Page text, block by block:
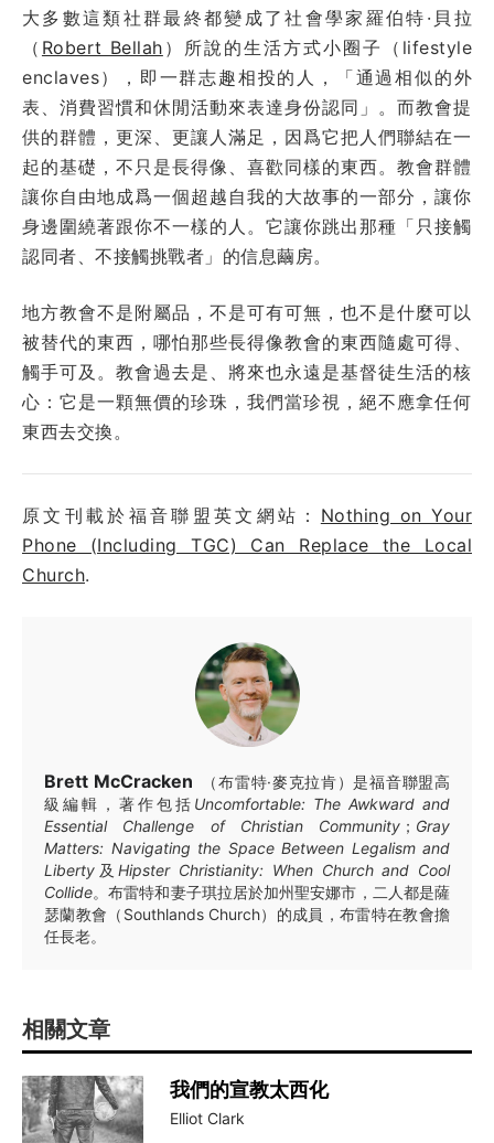
大多數這類社群最終都變成了社會學家羅伯特·貝拉
（ Robert Bellah ）所說的生活方式小圈子（lifestyle
enclaves），即一群志趣相投的人，「通過相似的外
表、消費習慣和休閒活動來表達身份認同」。而教會提
供的群體，更深、更讓人滿足，因爲它把人們聯結在一
起的基礎，不只是長得像、喜歡同樣的東西。教會群體
讓你自由地成爲一個超越自我的大故事的一部分，讓你
身邊圍繞著跟你不一樣的人。它讓你跳出那種「只接觸
認同者、不接觸挑戰者」的信息繭房。
地方教會不是附屬品，不是可有可無，也不是什麼可以
被替代的東西，哪怕那些長得像教會的東西隨處可得、
觸手可及。教會過去是、將來也永遠是基督徒生活的核
心：它是一顆無價的珍珠，我們當珍視，絕不應拿任何
東西去交換。
原文刊載於福音聯盟英文網站： Nothing on Your
Phone (Including TGC) Can Replace the Local
Church.
Brett McCracken
（布雷特·麥克拉肯）是福音聯盟高
級編輯，著作包括 Uncomfortable: The Awkward and
Essential Challenge of Christian Community ； Gray
Matters: Navigating the Space Between Legalism and
Liberty 及Hipster Christianity: When Church and Cool
Collide。布雷特和妻子琪拉居於加州聖安娜市，二人都是薩
瑟蘭教會（Southlands Church）的成員，布雷特在教會擔
任長老。
相關文章
我們的宣教太西化
Elliot Clark